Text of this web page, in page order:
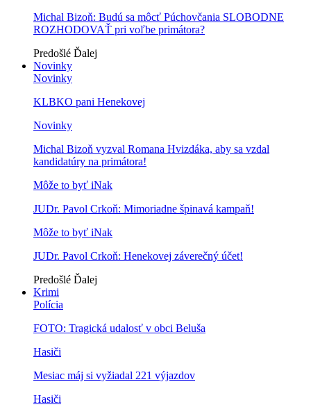
Michal Bizoň: Budú sa môcť Púchovčania SLOBODNE
ROZHODOVAŤ pri voľbe primátora?
Predošlé Ďalej
Novinky
Novinky
KLBKO pani Henekovej
Novinky
Michal Bizoň vyzval Romana Hvizdáka, aby sa vzdal
kandidatúry na primátora!
Môže to byť iNak
JUDr. Pavol Crkoň: Mimoriadne špinavá kampaň!
Môže to byť iNak
JUDr. Pavol Crkoň: Henekovej záverečný účet!
Predošlé Ďalej
Krimi
Polícia
FOTO: Tragická udalosť v obci Beluša
Hasiči
Mesiac máj si vyžiadal 221 výjazdov
Hasiči